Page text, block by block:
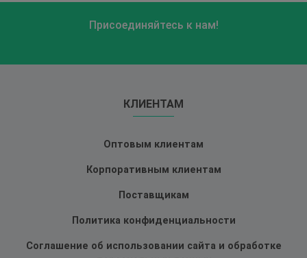
Присоединяйтесь к нам!
КЛИЕНТАМ
Оптовым клиентам
Корпоративным клиентам
Поставщикам
Политика конфиденциальности
Соглашение об использовании сайта и обработке